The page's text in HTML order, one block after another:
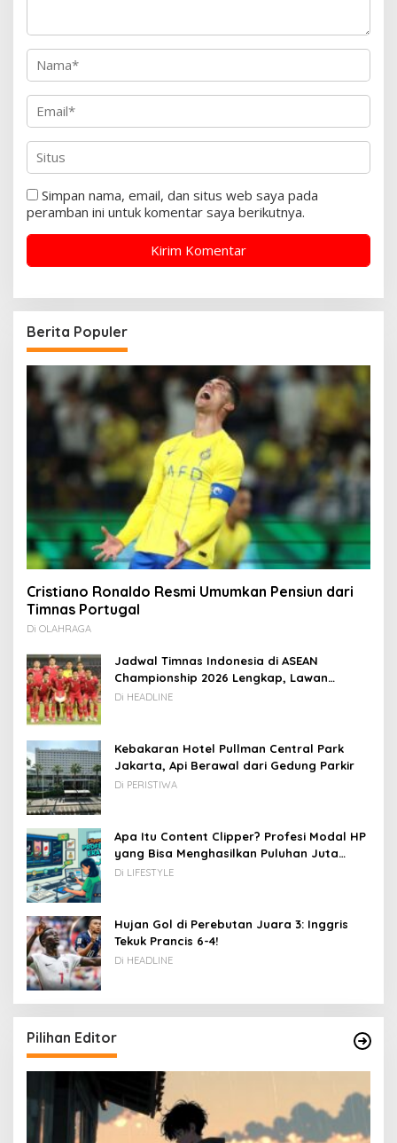
Simpan nama, email, dan situs web saya pada
peramban ini untuk komentar saya berikutnya.
Berita Populer
Cristiano Ronaldo Resmi Umumkan Pensiun dari
Timnas Portugal
Di OLAHRAGA
Jadwal Timnas Indonesia di ASEAN
Championship 2026 Lengkap, Lawan
Kamboja hingga Vietnam
Di HEADLINE
Kebakaran Hotel Pullman Central Park
Jakarta, Api Berawal dari Gedung Parkir
Di PERISTIWA
Apa Itu Content Clipper? Profesi Modal HP
yang Bisa Menghasilkan Puluhan Juta
Rupiah
Di LIFESTYLE
Hujan Gol di Perebutan Juara 3: Inggris
Tekuk Prancis 6-4!
Di HEADLINE
Pilihan Editor